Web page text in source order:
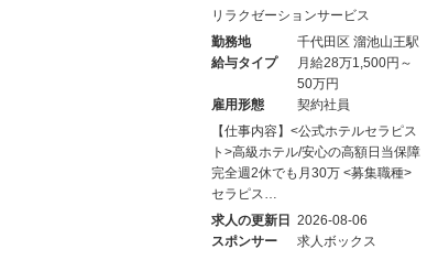
リラクゼーションサービス
勤務地
千代田区 溜池山王駅
給与タイプ
月給28万1,500円～
50万円
雇用形態
契約社員
【仕事内容】<公式ホテルセラピス
ト>高級ホテル/安心の高額日当保障
完全週2休でも月30万 <募集職種>
セラピス…
求人の更新日 2026-08-06
スポンサー
求人ボックス